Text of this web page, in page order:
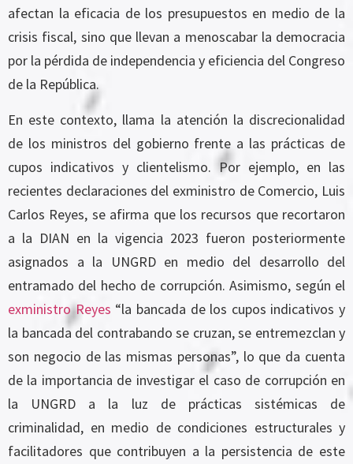
afectan la eficacia de los presupuestos en medio de la
crisis fiscal, sino que llevan a menoscabar la democracia
por la pérdida de independencia y eficiencia del Congreso
de la República.
En este contexto, llama la atención la discrecionalidad
de los ministros del gobierno frente a las prácticas de
cupos indicativos y clientelismo. Por ejemplo, en las
recientes declaraciones del exministro de Comercio, Luis
Carlos Reyes, se afirma que los recursos que recortaron
a la DIAN en la vigencia 2023 fueron posteriormente
asignados a la UNGRD en medio del desarrollo del
entramado del hecho de corrupción. Asimismo, según el
exministro Reyes “la bancada de los cupos indicativos y
la bancada del contrabando se cruzan, se entremezclan y
son negocio de las mismas personas”, lo que da cuenta
de la importancia de investigar el caso de corrupción en
la UNGRD a la luz de prácticas sistémicas de
criminalidad, en medio de condiciones estructurales y
facilitadores que contribuyen a la persistencia de este